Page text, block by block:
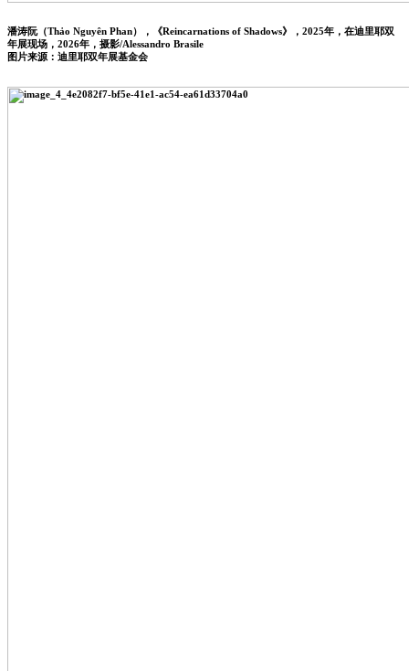
潘涛阮（Thảo Nguyên Phan），《Reincarnations of Shadows》，2025年，在迪里耶双
年展现场，2026年，摄影/Alessandro Brasile
图片来源：迪里耶双年展基金会